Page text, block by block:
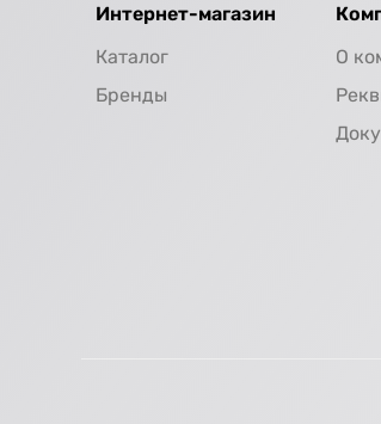
Интернет-магазин
Каталог
Бренды
О